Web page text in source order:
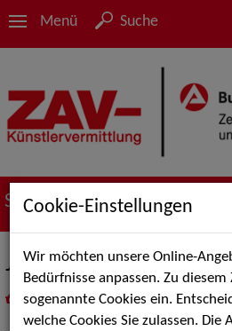
Menü Suche
Suche nach Künstler*innen
Jonas Julian Niemann
inMeine Merklistelegen
Cookie-Einstellungen
Wir möchten unsere Online-
Bedürfnisse anpassen. Zu
sogenannte Cookies ein.
welche Cookies Sie zulassen. Die